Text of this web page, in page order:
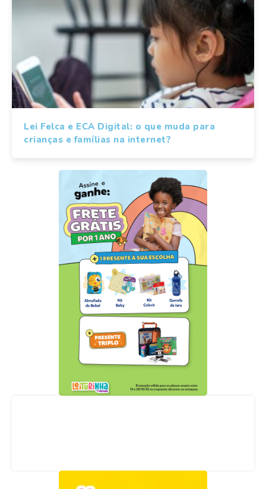
Lei Felca e ECA Digital: o que muda para
crianças e famílias na internet?